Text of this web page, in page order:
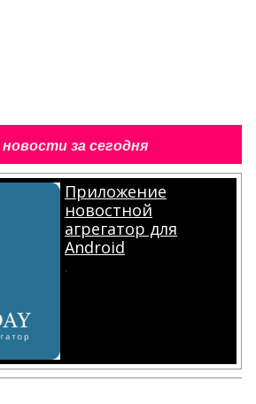
за сегодня
Приложение
новостной
агрегатор для
Android
.